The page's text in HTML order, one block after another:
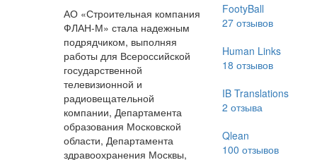
АО «Строительная компания
ФЛАН-М» стала надежным
подрядчиком, выполняя
работы для Всероссийской
государственной
телевизионной и
радиовещательной
компании, Департамента
образования Московской
области, Департамента
здравоохранения Москвы,
FootyBall
27отзывов
Human Links
18 отзывов
IB Translations
2 отзыва
Qlean
100 отзывов